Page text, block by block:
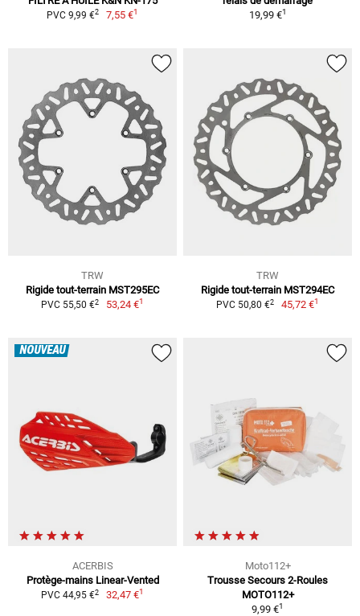
PVC 9,99 €2 7,55 €1
19,99 €1
TRW
Rigide tout-terrain MST295EC
PVC 55,50 €2 53,24 €1
TRW
Rigide tout-terrain MST294EC
PVC 50,80 €2 45,72 €1
NOUVEAU
ACERBIS
Protège-mains Linear-Vented
PVC 44,95 €2 32,47 €1
Moto112+
Trousse Secours 2-Roules
MOTO112+
9,99 €1